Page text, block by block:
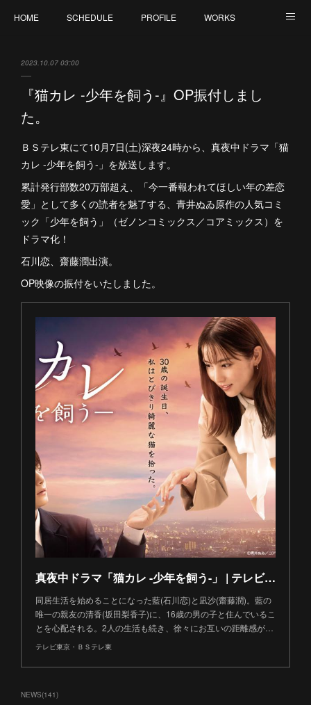
HOME SCHEDULE PROFILE WORKS
2023.10.07 03:00
『猫カレ -少年を飼う-』OP振付しまし
た。
ＢＳテレ東にて10月7日(土)深夜24時から、真夜中ドラマ「猫
カレ -少年を飼う-」を放送します。
累計発行部数20万部超え、「今一番報われてほしい年の差恋
愛」として多くの読者を魅了する、青井ぬゐ原作の人気コミ
ック「少年を飼う」（ゼノンコミックス／コアミックス）を
ドラマ化！
石川恋、齋藤潤出演。
OP映像の振付をいたしました。
真夜中ドラマ「猫カレ -少年を飼う-」 | テレビ東京・ＢＳテレ東 7ch(公式)
同居生活を始めることになった藍(石川恋)と凪沙(齋藤潤)。藍の
唯一の親友の清香(坂田梨香子)に、16歳の男の子と住んでいるこ
とを心配される。2人の生活も続き、徐々にお互いの距離感が…
テレビ東京・ＢＳテレ東
NEWS(141)